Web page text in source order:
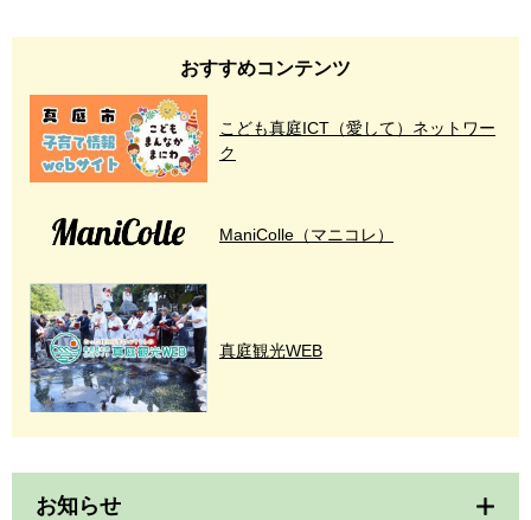
おすすめコンテンツ
こども真庭ICT（愛して）ネットワー
ク
ManiColle（マニコレ）
真庭観光WEB
お知らせ